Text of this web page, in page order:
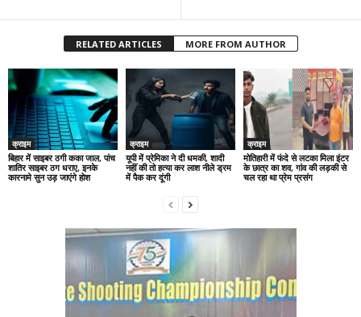
RELATED ARTICLES MORE FROM AUTHOR
क्राइम
बिहार में साइबर ठगी कका जाल, पांच
शातिर साइबर ठग धराए, इनके
कारनामे सुन उड़ जाएंगे होश
क्राइम
यूपी में प्रेमिका ने दी धमकी, शादी
नहीं की तो हत्या कर लाश नीले ड्रम
में पैक कर दूंगी
क्राइम
मोतिहारी में फंदे से लटका मिला इंटर
के छात्र का शव, गांव की लड़की से
चल रहा था प्रेम प्रसंग